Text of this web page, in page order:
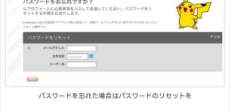
パスワードを忘れた場合はパスワードのリセットを